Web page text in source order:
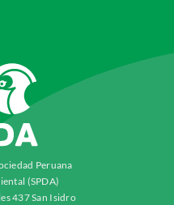
Peruana
(SPDA)
437 San Isidro